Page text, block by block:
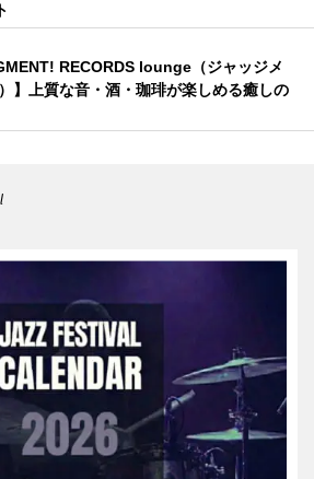
RECORDS lounge（ジャッジメ
】上質な音・酒・珈琲が楽しめる癒しの